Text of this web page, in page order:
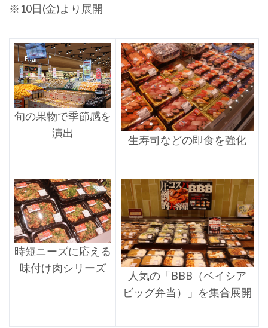
※10日(金)より展開
旬の果物で季節感を
演出
生寿司などの即食を強化
時短ニーズに応える
味付け肉シリーズ
人気の「BBB（ベイシア
ビッグ弁当）」を集合展開